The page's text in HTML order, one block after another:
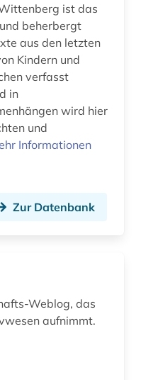
elektronische publikation (3)
(4)
zeitschrift (5)
elektronisches publizieren (1)
ist das
beherbergt
aus den letzten
Kindern und
verfasst
in
wird hier
und
Informationen
Zur Datenbank
Weblog, das
aufnimmt.